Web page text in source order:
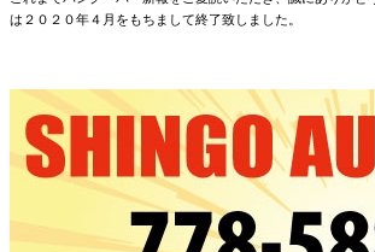
は２０２０年４月をもちまして終了致しました。